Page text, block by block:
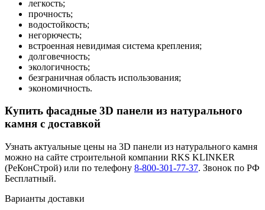
легкость;
прочность;
водостойкость;
негорючесть;
встроенная невидимая система крепления;
долговечность;
экологичность;
безграничная область использования;
экономичность.
Купить фасадные 3D панели из натурального
камня с доставкой
Узнать актуальные цены на 3D панели из натурального камня
можно на сайте строительной компании RKS KLINKER
(РеКонСтрой) или по телефону 8-800-301-77-37. Звонок по РФ
Бесплатный.
Варианты доставки